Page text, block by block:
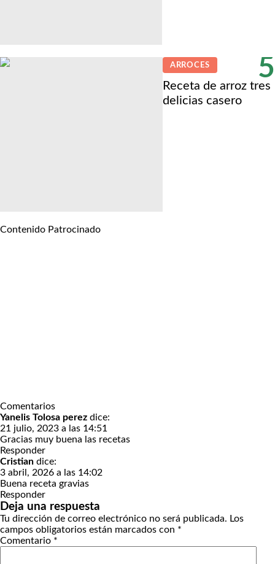
5
ARROCES
Receta de arroz tres
delicias casero
Contenido Patrocinado
Comentarios
Yanelis Tolosa perez dice:
21 julio, 2023 a las 14:51
Gracias muy buena las recetas
Responder
Cristian dice:
3 abril, 2026 a las 14:02
Buena receta gravias
Responder
Deja una respuesta
Tu dirección de correo electrónico no será publicada. Los
campos obligatorios están marcados con *
Comentario *